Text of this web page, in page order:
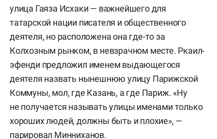
улица Гаяза Исхаки — важнейшего для
татарской нации писателя и общественного
деятеля, но расположена она где-то за
Колхозным рынком, в невзрачном месте. Ркаил-
эфенди предложил именем выдающегося
деятеля назвать нынешнюю улицу Парижской
Коммуны, мол, где Казань, а где Париж. «Ну
не получается называть улицы именами только
хороших людей, должны быть и плохие», —
парировал Минниханов.